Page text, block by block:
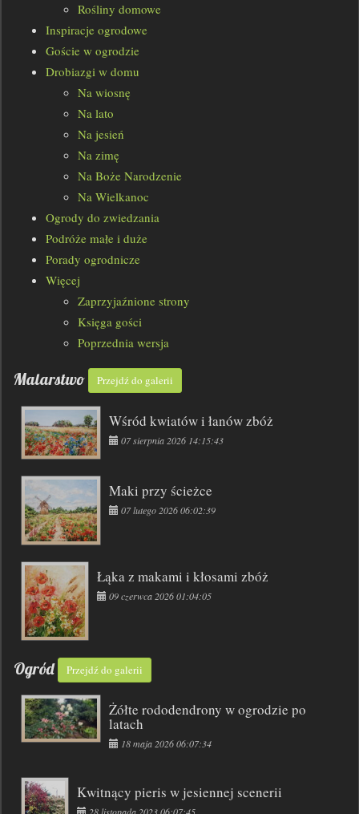
Rośliny domowe
Inspiracje ogrodowe
Goście w ogrodzie
Drobiazgi w domu
Na wiosnę
Na lato
Na jesień
Na zimę
Na Boże Narodzenie
Na Wielkanoc
Ogrody do zwiedzania
Podróże małe i duże
Porady ogrodnicze
Więcej
Zaprzyjaźnione strony
Księga gości
Poprzednia wersja
Malarstwo Przejdź do galerii
Wśród kwiatów i łanów zbóż
07 sierpnia 2026 14:15:43
Maki przy ścieżce
07 lutego 2026 06:02:39
Łąka z makami i kłosami zbóż
09 czerwca 2026 01:04:05
Ogród Przejdź do galerii
Żółte rododendrony w ogrodzie po
latach
18 maja 2026 06:07:34
Kwitnący pieris w jesiennej scenerii
28 listopada 2023 06:07:45